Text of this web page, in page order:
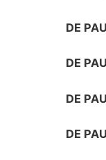
DE
DE
DE
DE